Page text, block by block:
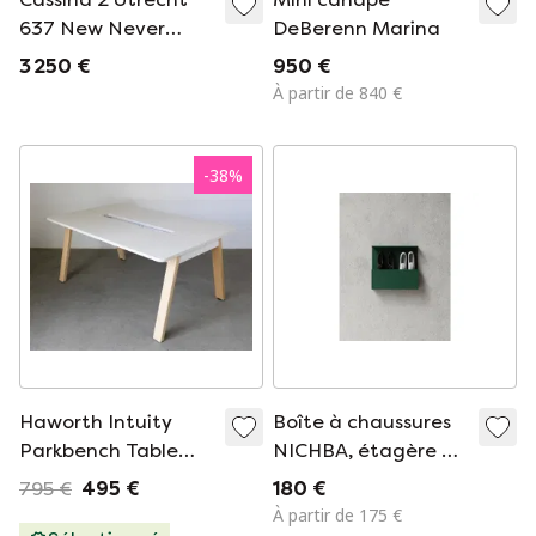
637 New Never
Used In Tomato Red
3 250 €
DeBerenn Marina
950 €
À partir de 840 €
-38%
Haworth Intuity
Parkbench Table
Design Bangdesign
795 € 495 €
Boîte à chaussures
NICHBA, étagère à
chaussures 50 cm –
Verte
180 €
À partir de 175 €